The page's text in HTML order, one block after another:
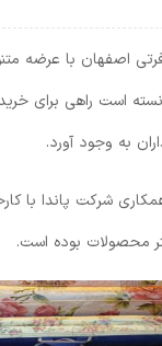
اصفهان با عرضه
است راهی برای
به وجود آورد.
شرکت پاندا با
محصولات بوده است.